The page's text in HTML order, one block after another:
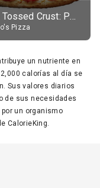
Hand Tossed Crust: Pepperoni Pizza (Large 14")
Pizza
un nutriente en
calorías al día se
Sus valores diarios
de sus necesidades
un organismo
CalorieKing.